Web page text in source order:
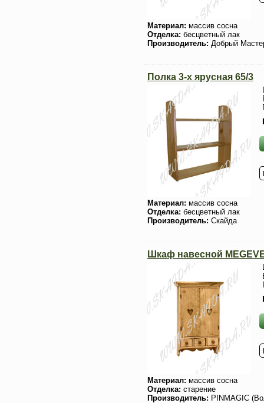
Материал: массив сосна
Отделка: бесцветный лак
Производитель: Добрый
Полка 3-х ярусная 65/3
Материал: массив сосна
Отделка: бесцветный лак
Производитель: Скайда
Шкаф навесной
Материал: массив сосна
Отделка: старение
Производитель: PINMAGIC